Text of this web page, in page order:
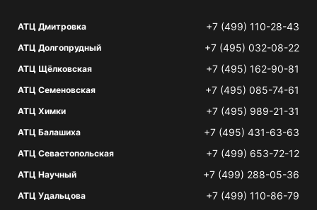
АТЦ Дмитровка +7 (499) 110-28-43
АТЦ Долгопрудный +7 (495) 032-08-22
АТЦ Щёлковская +7 (495) 162-90-81
АТЦ Семеновская +7 (495) 085-74-61
АТЦ Химки +7 (495) 989-21-31
АТЦ Балашиха +7 (495) 431-63-63
АТЦ Севастопольская +7 (499) 653-72-12
АТЦ Научный +7 (499) 288-05-36
АТЦ Удальцова +7 (499) 110-86-79